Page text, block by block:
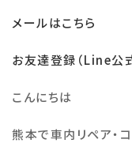
施工例
会社概要
メールはこちら
お友達登録（Line公
こんにちは
熊本で車内リペア・